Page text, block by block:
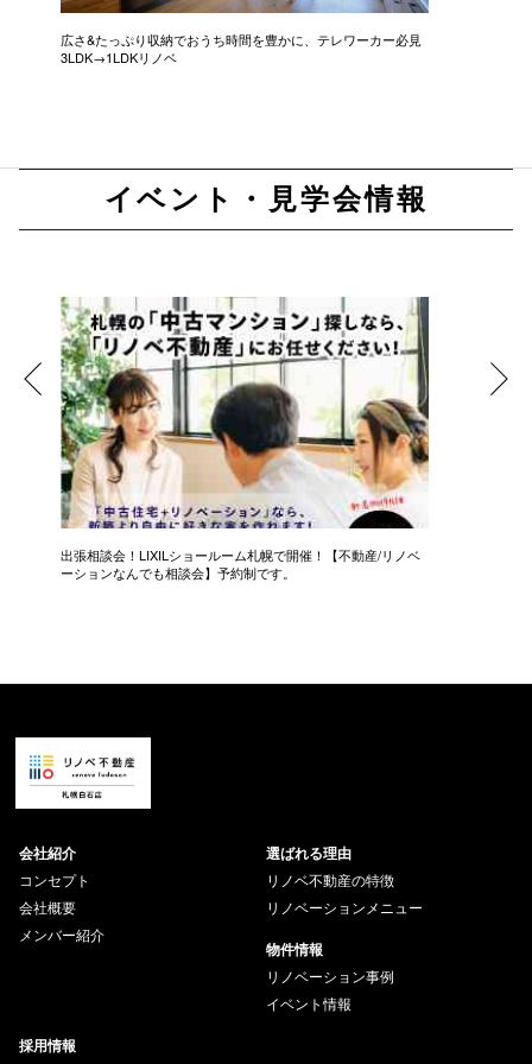
広さ&たっぷり収納でおうち時間を豊かに、テレワーカー必見
3LDK→1LDKリノベ
イベント・見学会情報
出張相談会！LIXILショールーム札幌で開催！【不動産/リノベ
ーションなんでも相談会】予約制です。
会社紹介
コンセプト
会社概要
メンバー紹介
選ばれる理由
リノベ不動産の特徴
リノベーションメニュー
物件情報
リノベーション事例
イベント情報
採用情報